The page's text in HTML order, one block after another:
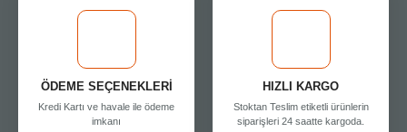
ÖDEME SEÇENEKLERİ
Kredi Kartı ve havale ile ödeme
imkanı
HIZLI KARGO
Stoktan Teslim etiketli ürünlerin
siparişleri 24 saatte kargoda.